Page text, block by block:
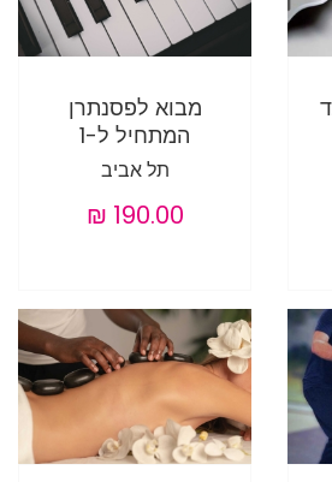
מבוא לפסנתרן
המתחיל ל-1
תל אביב